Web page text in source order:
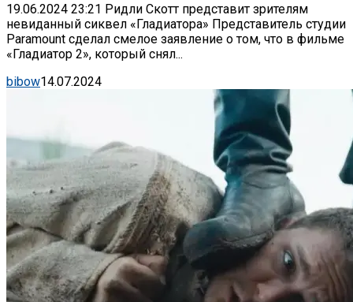
19.06.2024 23:21 Ридли Скотт представит зрителям
невиданный сиквел «Гладиатора» Представитель студии
Paramount сделал смелое заявление о том, что в фильме
«Гладиатор 2», который снял...
bibow14.07.2024